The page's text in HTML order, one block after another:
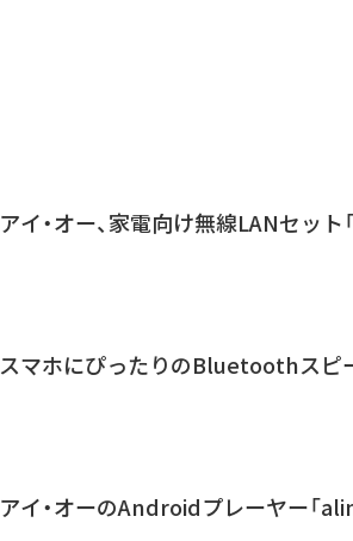
アイ・オー、家電向け無線LANセット
スマホにぴったりのBluetoothスピー
アイ・オーのAndroidプレーヤー「